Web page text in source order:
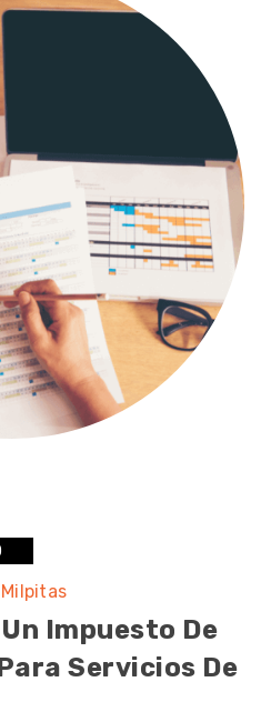
Milpitas
Impuesto De
Servicios De